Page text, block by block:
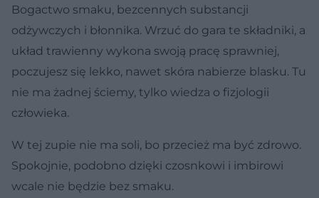
Bogactwo smaku, bezcennych substancji
odżywczych i błonnika. Wrzuć do gara te składniki, a
układ trawienny wykona swoją pracę sprawniej,
poczujesz się lekko, nawet skóra nabierze blasku. Tu
nie ma żadnej ściemy, tylko wiedza o fizjologii
człowieka.
W tej zupie nie ma soli, bo przecież ma być zdrowo.
Spokojnie, podobno dzięki czosnkowi i imbirowi
wcale nie będzie bez smaku.